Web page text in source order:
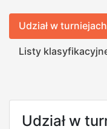
Udział w turniejach
Listy
Udział w